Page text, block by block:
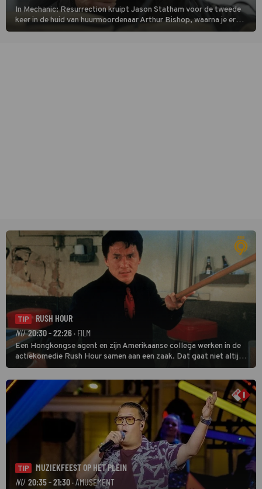
In Mechanic: Resurrection kruipt Jason Statham voor de tweede
keer in de huid van huurmoordenaar Arthur Bishop, waarna je er
donder op kunt zeggen dat er van Bishops geplande pensioen niet
TIP
RUSH HOUR
NU 20:30 - 22:26· FILM
Een Hongkongse agent en zijn Amerikaanse collega werken in de
actiekomedie Rush Hour samen aan een zaak. Dat gaat niet altijd
van een leien dakje.
TIP
MUZIEKFEEST OP HET PLEIN
NU 20:35 - 21:30· AMUSEMENT